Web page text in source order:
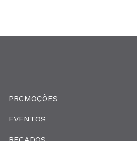
PROMOÇÕES
EVENTOS